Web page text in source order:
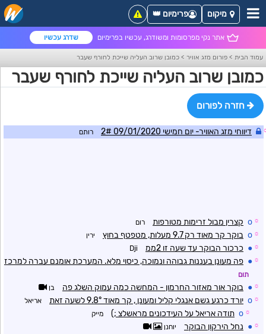
אתר נקי מפרסומות ומשודרג, עכשיו בפרימיום שדרג עכשיו
מיקום פרימיום 👑
עמוד הבית > פורום מזג אוויר > כמובן שרוב העליה שייכת לחורף שעבר
כמובן שרוב העליה שייכת לחורף שעבר
חזרה לפורום
דיווחי מזג האוויר- יום חמישי 09/01/2020 2# רותם
☼
o קצרין מבול זרימות מטורפות רום
☼
o בוקר קר מאוד רק 9.7 מעלות, מטפטף בחוץ ירין
☼
● כרכור הבוקר עד שעה זו 2ממ Dji
☼
● פה מעונן בעננות גבוהה ונמוכה, כיסוי מלא. המערכת אומנם עברה למרכז
תום
☼
● בוקר אור מאזור החרמון - המחשה כמה עמוק השלג פה בן
☼
o יורד כרגע גשם אנגלי קליל ומעונן , קר מאוד 9.8° לשעה זאת אריאל
☼
o תודה אריאל על העידכונים מראשלצ ;) מייק
☼
● נחל הירקון הבוקר יוחנן